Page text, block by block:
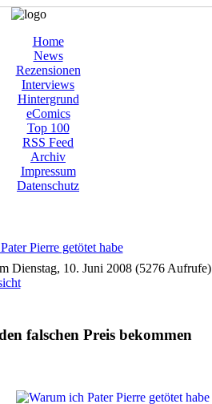
Home
News
Rezensionen
Interviews
Hintergrund
eComics
Top 100
RSS Feed
Archiv
Impressum
Datenschutz
Pierre getötet habe
Dienstag, 10. Juni 2008 (5276 Aufrufe)
falschen Preis bekommen